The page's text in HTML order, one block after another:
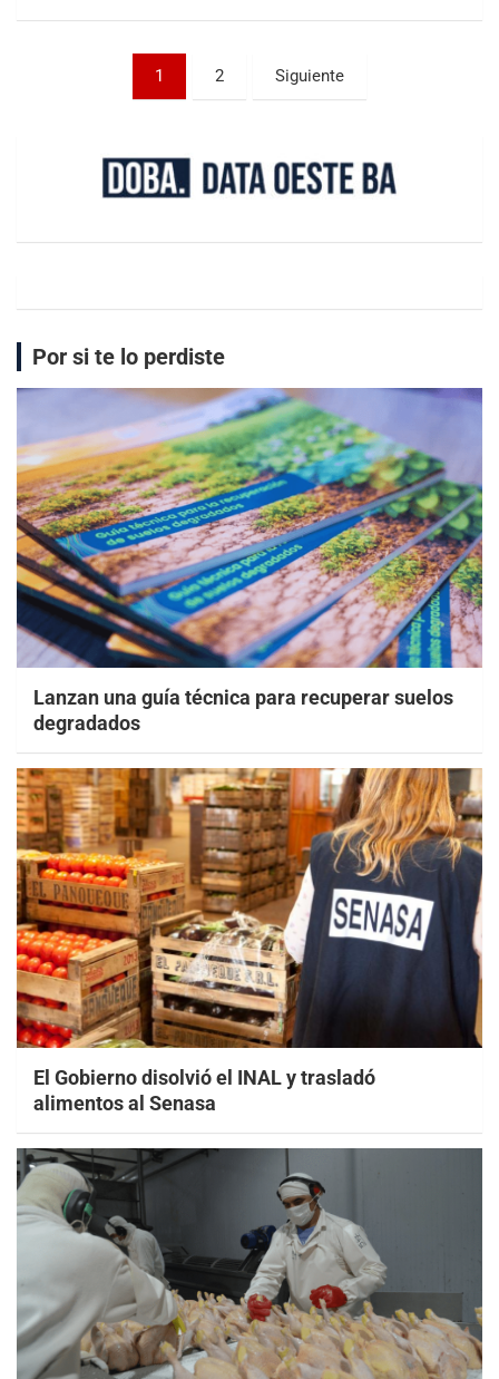
1 2 Siguiente
Por si te lo perdiste
Lanzan una guía técnica para recuperar suelos
degradados
El Gobierno disolvió el INAL y trasladó
alimentos al Senasa